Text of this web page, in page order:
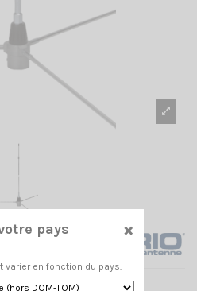
pays ×
varier en fonction du pays.